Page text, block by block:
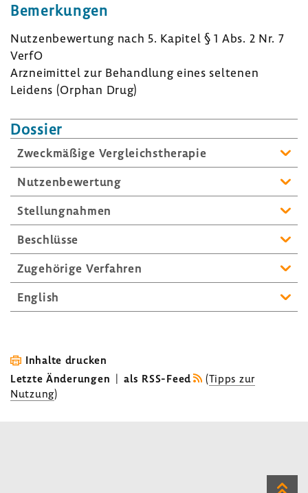
Bemer­kungen
Nutzen­be­wer­tung nach 5. Kapitel § 1 Abs. 2 Nr. 7
VerfO
Arznei­mittel zur Behand­lung eines seltenen
Leidens (Orphan Drug)
Dossier
Zweck­mä­ßige Vergleichs­the­rapie
Nutzen­be­wer­tung
Stel­lung­nahmen
Beschlüsse
Zuge­hö­rige Verfahren
English
Inhalte drucken
Letzte Änderungen | als RSS-Feed (Tipps zur
Nutzung)
Zum